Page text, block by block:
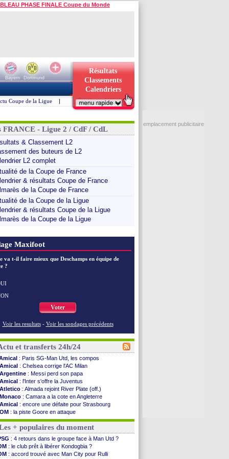
PHASE FINALE Coupe du Monde
Bayern
Dortmund
Résultats
Classements
Calendriers
Coupe de la Ligue |
FRANCE - Ligue 2 / CdF / CdL
& Classement L2
des buteurs de L2
L2 complet
de la Coupe de France
& résultats Coupe de France
de la Coupe de France
de la Coupe de la Ligue
& résultats Coupe de la Ligue
de la Coupe de la Ligue
Maxifoot
va t-il faire mieux que Deschamps en équipe de
?
Voter
Voir les resultats - Voir les sondages précédents
et transferts 24h/24
: Paris SG-Man Utd, les compos
Amical : Chelsea corrige l'AC Milan
Argentine : Messi perd son papa
Amical : l'Inter s'offre la Juventus
Atletico : Almada rejoint River Plate (off.)
Monaco : Camara a la cote en Angleterre
Amical : encore une défaite pour Strasbourg
OM : la piste Goore en attaque
PSG: ça négocie avec le Barça pour Torres
Amical : Rennes s'incline contre Brentford
Arsenal: c'est signé pour Guimaraes (officiel)
Amical : Le Mans concède un nul
Real: Mourinho durcit les règles
+ populaires du moment
: 4 retours dans le groupe face à Man Utd ?
: le club prêt à libérer Kondogbia ?
: accord trouvé avec Man City pour Rulli
emplacement publicitaire